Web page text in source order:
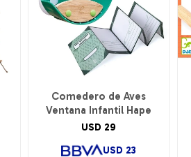
Comedero de Aves
Ventana Infantil Hape
USD 29
USD 23